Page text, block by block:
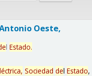
Oeste,
l Estado.
Sociedad del Estado,